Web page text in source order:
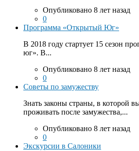
Опубликовано 8 лет назад
0
Программа «Открытый Юг»
В 2018 году стартует 15 сезон
юг». В...
Опубликовано 8 лет назад
0
Советы по замужеству
Знать законы страны, в которой
проживать после замужества,...
Опубликовано 8 лет назад
0
Экскурсии в Салоники